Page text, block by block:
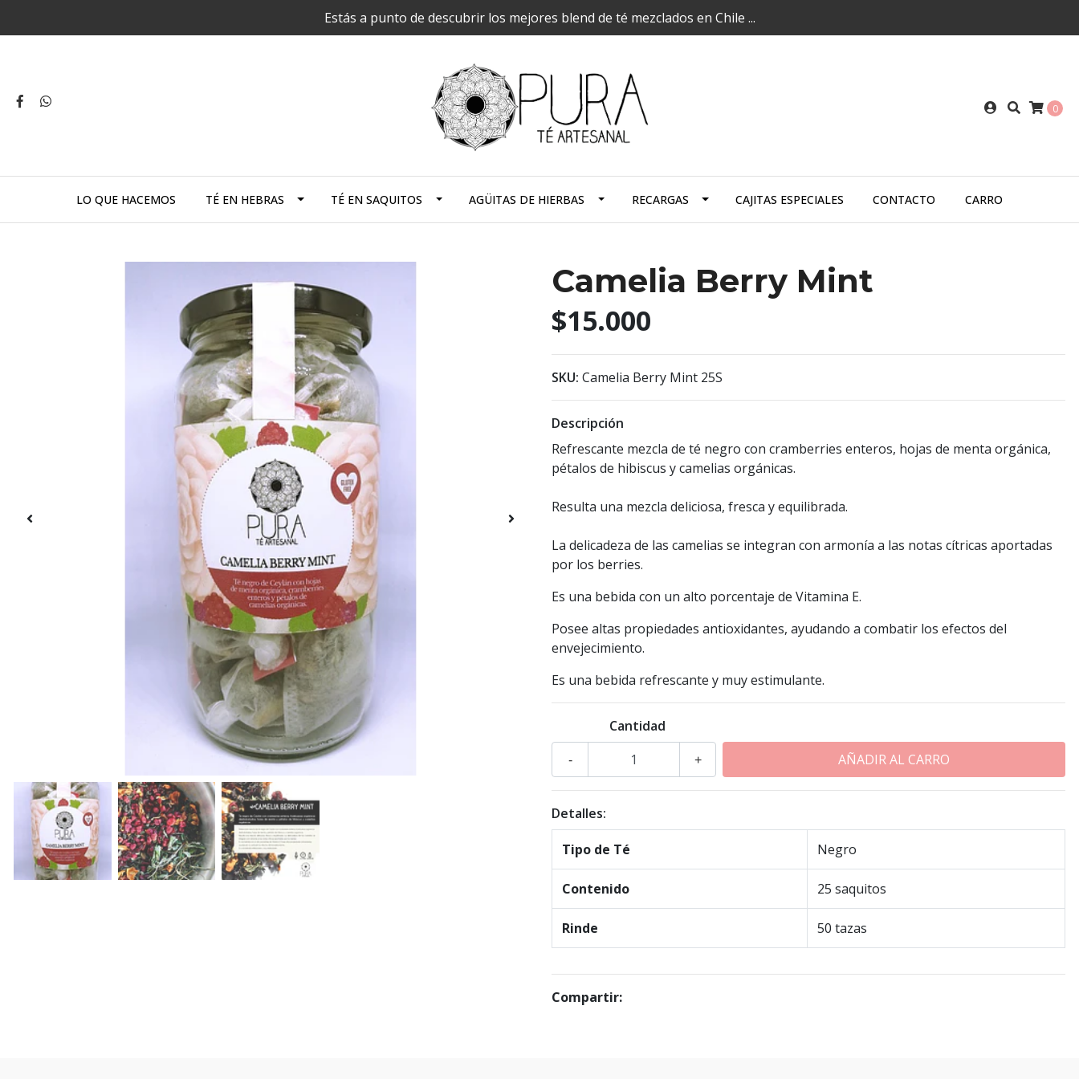
Estás a punto de descubrir los mejores blend de té mezclados en Chile ...
0
LO QUE HACEMOS TÉ EN HEBRAS TÉ EN SAQUITOS AGÜITAS DE HIERBAS RECARGAS CAJITAS ESPECIALES CONTACTO CARRO
Camelia Berry Mint
$15.000
SKU: Camelia Berry Mint 25S
Descripción
Refrescante mezcla de té negro con cramberries enteros, hojas de menta orgánica,
pétalos de hibiscus y camelias orgánicas.
Resulta una mezcla deliciosa, fresca y equilibrada.
La delicadeza de las camelias se integran con armonía a las notas cítricas aportadas
por los berries.
Es una bebida con un alto porcentaje de Vitamina E.
Posee altas propiedades antioxidantes, ayudando a combatir los efectos del
envejecimiento.
Es una bebida refrescante y muy estimulante.
Cantidad
+
-
Detalles:
Tipo de Té Negro
Contenido 25 saquitos
Rinde 50 tazas
Compartir: